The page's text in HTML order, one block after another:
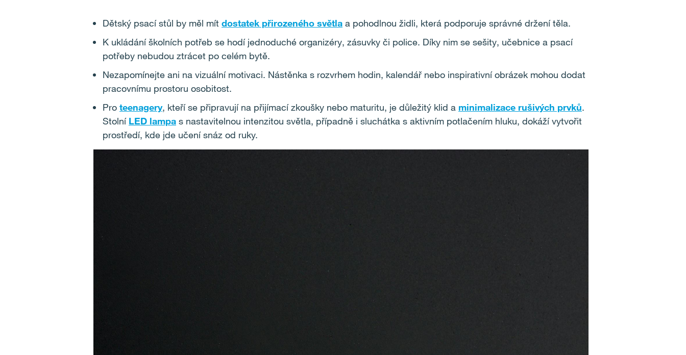
Dětský psací stůl by měl mít dostatek přirozeného světla a pohodlnou židli, která podporuje správné držení těla.
K ukládání školních potřeb se hodí jednoduché organizéry, zásuvky či police. Díky nim se sešity, učebnice a psací
potřeby nebudou ztrácet po celém bytě.
Nezapomínejte ani na vizuální motivaci. Nástěnka s rozvrhem hodin, kalendář nebo inspirativní obrázek mohou dodat
pracovnímu prostoru osobitost.
Pro teenagery, kteří se připravují na přijímací zkoušky nebo maturitu, je důležitý klid a minimalizace rušivých prvků.
Stolní LED lampa s nastavitelnou intenzitou světla, případně i sluchátka s aktivním potlačením hluku, dokáží vytvořit
prostředí, kde jde učení snáz od ruky.